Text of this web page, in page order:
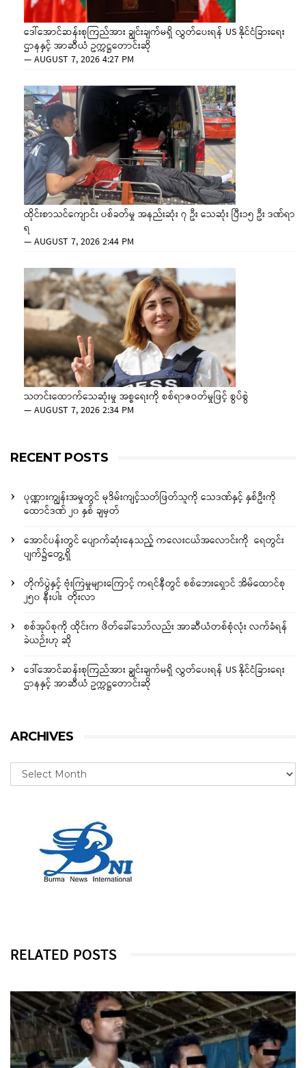
ဒေါ်အောင်ဆန်းစုကြည်အား ချွင်းချက်မရှိ လွှတ်ပေးရန် US နိုင်ငံခြားရေး
ဌာနနှင့် အာဆီယံ ဥက္ကဋ္ဌတောင်းဆို
—AUGUST 7, 2026 4:27 PM
ထိုင်းစာသင်ကျောင်း ပစ်ခတ်မှု အနည်းဆုံး ၇ ဦး သေဆုံး ပြီး၁၅ ဦး ဒဏ်ရာ
ရ
—AUGUST 7, 2026 2:44 PM
သတင်းထောက်သေဆုံးမှု အစ္စရေးကို စစ်ရာဇဝတ်မှုဖြင့် စွပ်စွဲ
—AUGUST 7, 2026 2:34 PM
RECENT POSTS
ပုဏ္ဏားကျွန်းအမှုတွင် မုဒိမ်းကျင့်သတ်ဖြတ်သူကို သေဒဏ်နှင့် နှစ်ဦးကို
ထောင်ဒဏ် ၂၀ နှစ် ချမှတ်
အောင်ပန်းတွင် ပျောက်ဆုံးနေသည့် ကလေးငယ်အလောင်းကို ရေတွင်း
ပျက်၌တွေ့ရှိ
တိုက်ပွဲနှင့် ဗုံးကြဲမှုများကြောင့် ကရင်နီတွင် စစ်ဘေးရှောင် အိမ်ထောင်စု
၂၅၀ နီးပါး တိုးလာ
စစ်အုပ်စုကို ထိုင်းက ဖိတ်ခေါ်သော်လည်း အာဆီယံတစ်စုံလုံး လက်ခံရန်
ခဲယဉ်းဟု ဆို
ဒေါ်အောင်ဆန်းစုကြည်အား ချွင်းချက်မရှိ လွှတ်ပေးရန် US နိုင်ငံခြားရေး
ဌာနနှင့် အာဆီယံ ဥက္ကဋ္ဌတောင်းဆို
ARCHIVES
RELATED POSTS